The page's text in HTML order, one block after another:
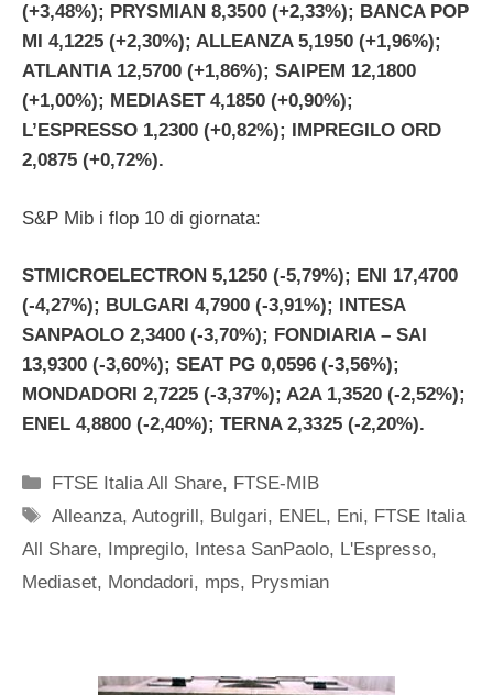
(+3,48%); PRYSMIAN 8,3500 (+2,33%); BANCA POP
MI 4,1225 (+2,30%); ALLEANZA 5,1950 (+1,96%);
ATLANTIA 12,5700 (+1,86%); SAIPEM 12,1800
(+1,00%); MEDIASET 4,1850 (+0,90%);
L’ESPRESSO 1,2300 (+0,82%); IMPREGILO ORD
2,0875 (+0,72%).
S&P Mib i flop 10 di giornata:
STMICROELECTRON 5,1250 (-5,79%); ENI 17,4700
(-4,27%); BULGARI 4,7900 (-3,91%); INTESA
SANPAOLO 2,3400 (-3,70%); FONDIARIA – SAI
13,9300 (-3,60%); SEAT PG 0,0596 (-3,56%);
MONDADORI 2,7225 (-3,37%); A2A 1,3520 (-2,52%);
ENEL 4,8800 (-2,40%); TERNA 2,3325 (-2,20%).
Categorie
FTSE Italia All Share, FTSE-MIB
Tag
Alleanza,Autogrill, Bulgari, ENEL, Eni, FTSE Italia
All Share, Impregilo, Intesa SanPaolo, L'Espresso,
Mediaset, Mondadori, mps, Prysmian